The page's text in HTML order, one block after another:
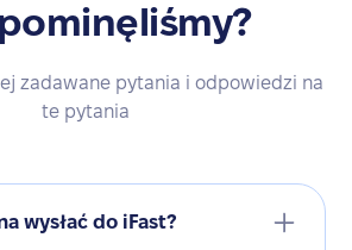
zadawane pytania i odpowiedzi na
te pytania
wysłać do iFast?